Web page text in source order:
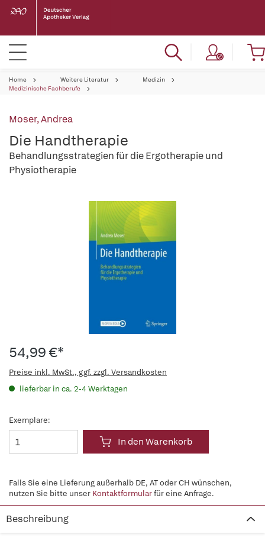
Home Weitere Literatur
Medizin
Medizinische Fachberufe
Moser, Andrea
Die Handtherapie
Behandlungsstrategien für die Ergotherapie und
Physiotherapie
54,99 €*
Preise inkl. MwSt., ggf. zzgl. Versandkosten
lieferbar in ca. 2-4 Werktagen
Exemplare:
In den Warenkorb
Falls Sie eine Lieferung außerhalb DE, AT oder CH wünschen,
nutzen Sie bitte unser Kontaktformularfür eine Anfrage.
Beschreibung